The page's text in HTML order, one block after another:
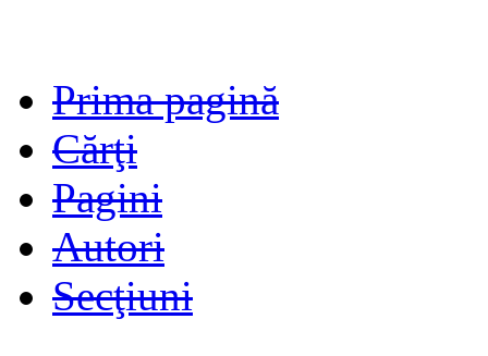
Prima pagină
Cărţi
Pagini
Autori
Secţiuni